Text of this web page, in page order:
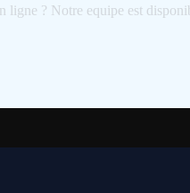
ligne ? Notre equipe est